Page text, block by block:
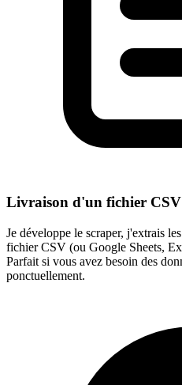
Livraison d'un fichier CSV
Je développe le scraper, j'extrais
fichier CSV (ou Google Sheets,
Parfait si vous avez besoin des
ponctuellement.